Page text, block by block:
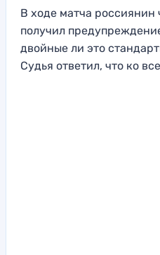
В ходе матча россиянин
получил
двойные ли это
Судья ответил, что ко